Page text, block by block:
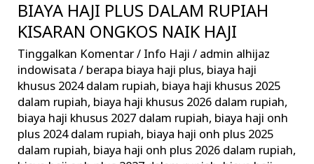
BIAYA HAJI PLUS DALAM RUPIAH
KISARAN ONGKOS NAIK HAJI
Tinggalkan Komentar/ Info Haji / admin alhijaz
indowisata/ berapa biaya haji plus, biaya haji
khusus 2024 dalam rupiah, biaya haji khusus 2025
dalam rupiah, biaya haji khusus 2026 dalam rupiah,
biaya haji khusus 2027 dalam rupiah, biaya haji onh
plus 2024 dalam rupiah, biaya haji onh plus 2025
dalam rupiah, biaya haji onh plus 2026 dalam rupiah,
BIAYA
HAJI
PLUS
DALAM
RUPIAH
KISARAN
ONGKOS
NAIK